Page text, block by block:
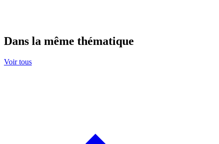
Dans la même thématique
Voir tous